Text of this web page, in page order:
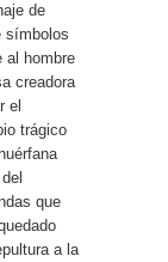
de
símbolos
al hombre
creadora
el
trágico
que
a la